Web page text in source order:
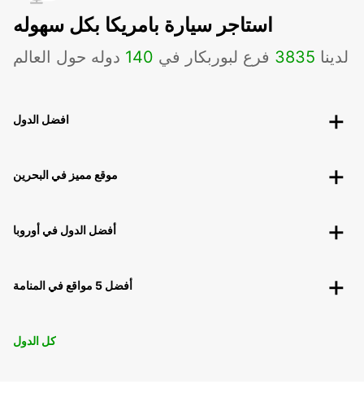
استاجر سيارة بامريكا بكل سهوله
لدينا 3835 فرع لبوربكار في 140 دوله حول العالم
افضل الدول
موقع مميز في البحرين
أفضل الدول في أوروبا
أفضل 5 مواقع في المنامة
كل الدول